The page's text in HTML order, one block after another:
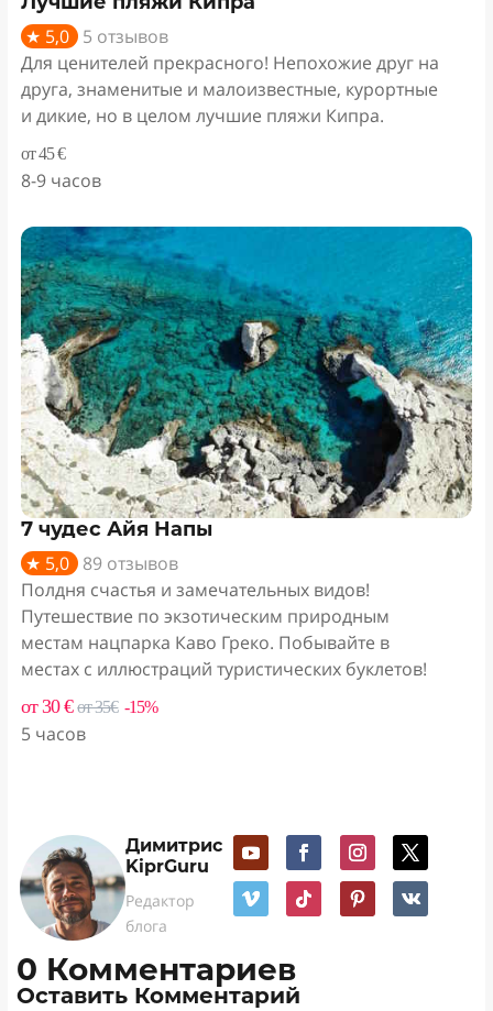
★ 5,0 5 отзывов
Для ценителей прекрасного! Непохожие друг на
друга, знаменитые и малоизвестные, курортные
и дикие, но в целом лучшие пляжи Кипра.
от 45 €
8-9 часов
7 чудес Айя Напы
★ 5,0 89 отзывов
Полдня счастья и замечательных видов!
Путешествие по экзотическим природным
местам нацпарка Каво Греко. Побывайте в
местах с иллюстраций туристических буклетов!
от 30 €от 35€ -15%
5 часов
Димитрис
KiprGuru
Редактор
блога
0 Комментариев
Оставить Комментарий